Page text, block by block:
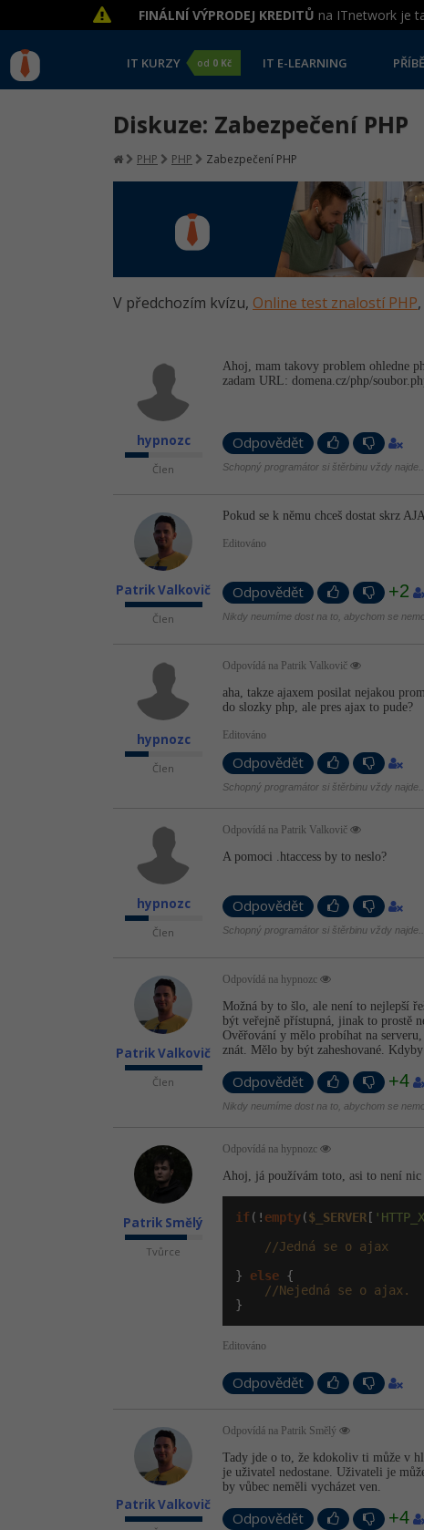
FINÁLNÍ VÝPRODEJ KREDITŮ na ITnetwork je
IT KURZY od 0 Kč IT E-LEARNING
Diskuze: Zabezpečení PHP
PHP PHP Zabezpečení PHP
V předchozím kvízu, Online test znalostí PHP
hypnozc
Člen
Ahoj, mam takovy problem ohledne
zadam URL: domena.cz/php/
Odpovědět
Schopný programátor si štěrbinu vždy najde...
Patrik Valkovič
Člen
Pokud se k němu chceš dostat skrz
Editováno
Odpovědět +2
Nikdy neumíme dost na to, abychom se
hypnozc
Člen
Odpovídá na Patrik Valkovič
aha, takze ajaxem posilat nejakou
do slozky php, ale pres ajax to pude?
Editováno
Odpovědět
Schopný programátor si štěrbinu vždy najde...
hypnozc
Člen
Odpovídá na Patrik Valkovič
A pomoci .htaccess by to neslo?
Odpovědět
Schopný programátor si štěrbinu vždy najde...
Patrik Valkovič
Člen
Odpovídá na hypnozc
Možná by to šlo, ale není to nejlepší
být veřejně přístupná, jinak to prostě
Ověřování y mělo probíhat na
znát. Mělo by být zaheshované.
Odpovědět +4
Nikdy neumíme dost na to, abychom se
Patrik Smělý
Tvůrce
Odpovídá na hypnozc
Ahoj, já používám toto, asi to není nic
if (! empty($_SERVER [
//Jedná se o ajax
} else {
//Nejedná se o ajax.
}
Editováno
Odpovědět
Patrik Valkovič
Odpovídá na Patrik Smělý
Tady jde o to, že kdokoliv ti může v
je uživatel nedostane. Uživateli je
by vůbec neměli vycházet ven.
Odpovědět +4